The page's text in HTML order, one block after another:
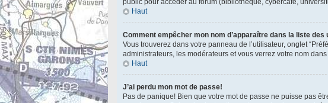
public pour accéder au forum (bibliothèque, cybercafé,
Haut
Comment empêcher mon nom d’apparaître dans la liste
Vous trouverez dans votre panneau de l’utilisateur, onglet
administrateurs, les modérateurs et vous verrez votre nom
Haut
J’ai perdu mon mot de passe!
Pas de panique! Bien que votre mot de passe ne puisse pas